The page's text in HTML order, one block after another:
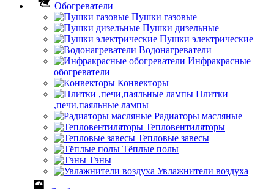
Обогреватели
Пушки газовые
Пушки дизельные
Пушки электрические
Водонагреватели
Инфракрасные
обогреватели
Конвекторы
Плитки
,печи,паяльные лампы
Радиаторы масляные
Тепловентиляторы
Тепловые завесы
Тёплые полы
Тэны
Увлажнители воздуха